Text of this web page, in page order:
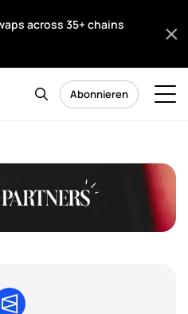
across 35+ chains
Abonnieren